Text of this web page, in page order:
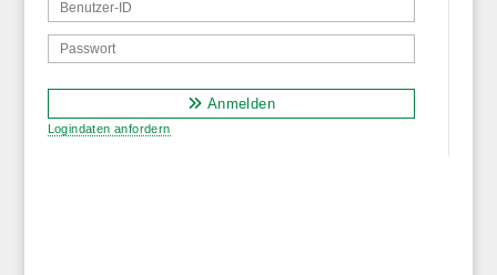
Anmelden
Logindaten anfordern